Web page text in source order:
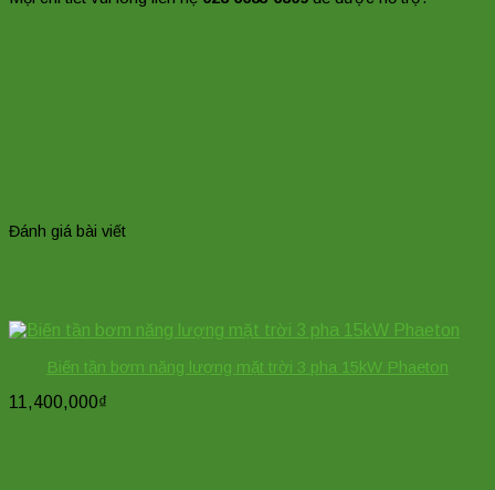
Đánh giá bài viết
Biến tần bơm năng lượng mặt trời 3 pha 15kW Phaeton
11,400,000₫